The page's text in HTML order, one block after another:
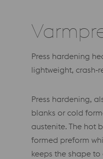
Press hardening
lightweight,
Press hardening,
blanks or cold
austenite. The hot
formed preform
keeps the shape